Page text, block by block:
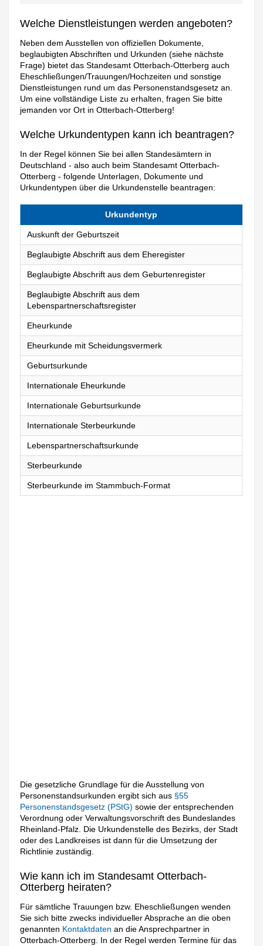
Welche Dienstleistungen werden angeboten?
Neben dem Ausstellen von offiziellen Dokumente,
beglaubigten Abschriften und Urkunden (siehe nächste
Frage) bietet das Standesamt Otterbach-Otterberg auch
Eheschließungen/Trauungen/Hochzeiten und sonstige
Dienstleistungen rund um das Personenstandsgesetz an.
Um eine vollständige Liste zu erhalten, fragen Sie bitte
jemanden vor Ort in Otterbach-Otterberg!
Welche Urkundentypen kann ich beantragen?
In der Regel können Sie bei allen Standesämtern in
Deutschland - also auch beim Standesamt Otterbach-
Otterberg - folgende Unterlagen, Dokumente und
Urkundentypen über die Urkundenstelle beantragen:
Urkundentyp
Auskunft der Geburtszeit
Beglaubigte Abschrift aus dem Eheregister
Beglaubigte Abschrift aus dem Geburtenregister
Beglaubigte Abschrift aus dem
Lebenspartnerschaftsregister
Eheurkunde
Eheurkunde mit Scheidungsvermerk
Geburtsurkunde
Internationale Eheurkunde
Internationale Geburtsurkunde
Internationale Sterbeurkunde
Lebenspartnerschaftsurkunde
Sterbeurkunde
Sterbeurkunde im Stammbuch-Format
Die gesetzliche Grundlage für die Ausstellung von
Personenstandsurkunden ergibt sich aus §55
Personenstandsgesetz (PStG)sowie der entsprechenden
Verordnung oder Verwaltungsvorschrift des Bundeslandes
Rheinland-Pfalz. Die Urkundenstelle des Bezirks, der Stadt
oder des Landkreises ist dann für die Umsetzung der
Richtlinie zuständig.
Wie kann ich im Standesamt Otterbach-
Otterberg heiraten?
Für sämtliche Trauungen bzw. Eheschließungen wenden
Sie sich bitte zwecks individueller Absprache an die oben
genannten Kontaktdaten an die Ansprechpartner in
Otterbach-Otterberg. In der Regel werden Termine für das